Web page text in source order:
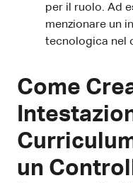
per il ruolo. Ad
menzionare un
tecnologica nel
Come
un